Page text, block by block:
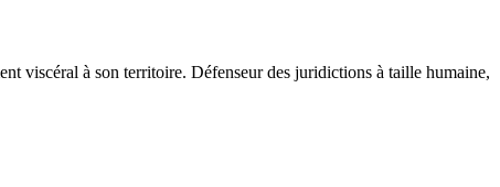
viscéral à son territoire. Défenseur des juridictions à taille humaine,